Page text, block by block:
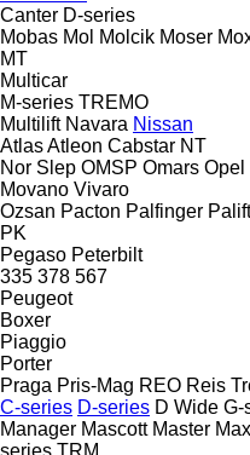
Canter D-series
Mobas Mol Molcik Moser
MT
Multicar
M-series TREMO
Multilift Navara Nissan
AtlasAtleon Cabstar NT
Nor Slep OMSP Omars Opel
Movano Vivaro
Ozsan Pacton Palfinger Palift
PK
Pegaso Peterbilt
335 378 567
Peugeot
Boxer
Piaggio
Porter
Praga Pris-Mag REO Reis
C-series D-series D Wide G-
Manager Mascott Master
series TRM